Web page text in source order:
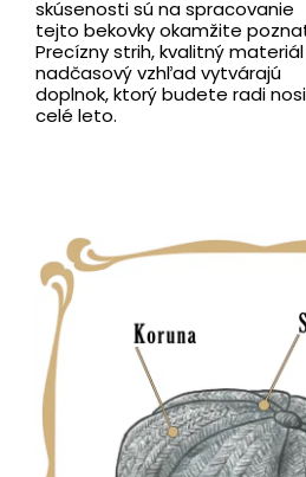
skúsenosti sú na spracovanie
tejto bekovky okamžite
Precízny strih, kvalitný
nadčasový vzhľad vytvárajú
doplnok, ktorý budete radi
celé leto.